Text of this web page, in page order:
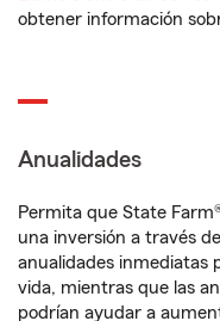
obtener información
Anualidades
Permita que State
una inversión a través
anualidades inmediatas
vida, mientras que las
podrían ayudar a